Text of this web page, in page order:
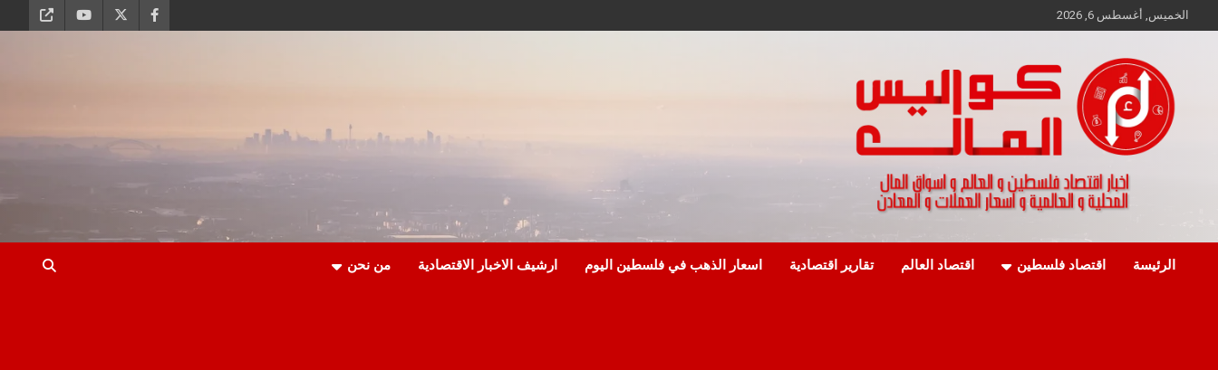
to
الخميس, أغسطس 6, 2026
كواليس المال
الرئيسة اقتصاد فلسطين اقتصاد العالم تقارير اقتصادية اسعار الذهب في فلسطين اليوم ارشيف الاخبار الاقتصادية من نحن